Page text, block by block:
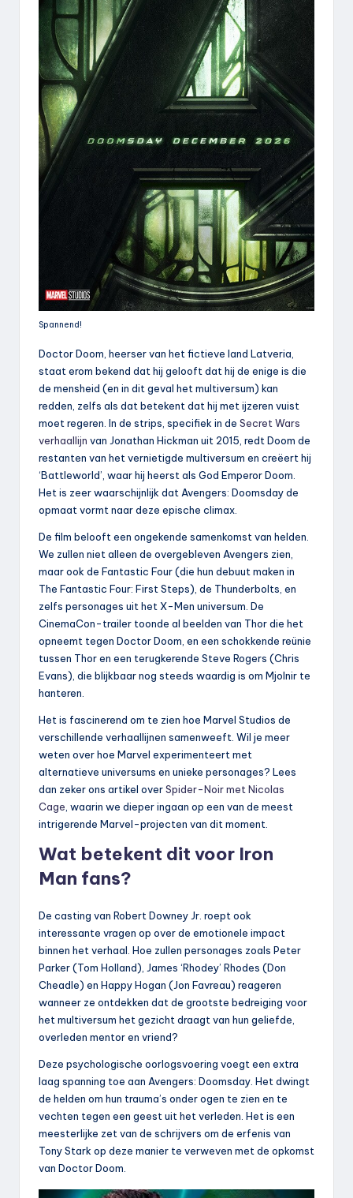
Spannend!
Doctor Doom, heerser van het fictieve land Latveria,
staat erom bekend dat hij gelooft dat hij de enige is die
de mensheid (en in dit geval het multiversum) kan
redden, zelfs als dat betekent dat hij met ijzeren vuist
moet regeren. In de strips, specifiek in de Secret Wars
verhaallijn van Jonathan Hickman uit 2015, redt Doom de
restanten van het vernietigde multiversum en creëert hij
‘Battleworld’, waar hij heerst als God Emperor Doom.
Het is zeer waarschijnlijk dat Avengers: Doomsday de
opmaat vormt naar deze epische climax.
De film belooft een ongekende samenkomst van helden.
We zullen niet alleen de overgebleven Avengers zien,
maar ook de Fantastic Four (die hun debuut maken in
The Fantastic Four: First Steps), de Thunderbolts, en
zelfs personages uit het X-Men universum. De
CinemaCon-trailer toonde al beelden van Thor die het
opneemt tegen Doctor Doom, en een schokkende reünie
tussen Thor en een terugkerende Steve Rogers (Chris
Evans), die blijkbaar nog steeds waardig is om Mjolnir te
hanteren.
Het is fascinerend om te zien hoe Marvel Studios de
verschillende verhaallijnen samenweeft. Wil je meer
weten over hoe Marvel experimenteert met
alternatieve universums en unieke personages? Lees
dan zeker ons artikel overSpider-Noir met Nicolas
Cage, waarin we dieper ingaan op een van de meest
intrigerende Marvel-projecten van dit moment.
Wat betekent dit voor Iron
Man fans?
De casting van Robert Downey Jr. roept ook
interessante vragen op over de emotionele impact
binnen het verhaal. Hoe zullen personages zoals Peter
Parker (Tom Holland), James ‘Rhodey’ Rhodes (Don
Cheadle) en Happy Hogan (Jon Favreau) reageren
wanneer ze ontdekken dat de grootste bedreiging voor
het multiversum het gezicht draagt van hun geliefde,
overleden mentor en vriend?
Deze psychologische oorlogsvoering voegt een extra
laag spanning toe aan Avengers: Doomsday. Het dwingt
de helden om hun trauma’s onder ogen te zien en te
vechten tegen een geest uit het verleden. Het is een
meesterlijke zet van de schrijvers om de erfenis van
Tony Stark op deze manier te verweven met de opkomst
van Doctor Doom.